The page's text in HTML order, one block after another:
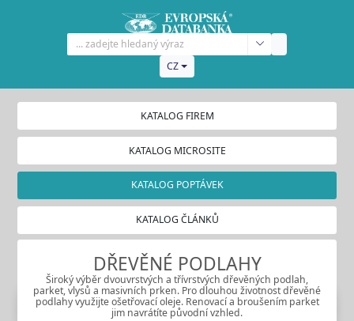
CZ
KATALOG FIREM
KATALOG MICROSITE
KATALOG POPTÁVEK
KATALOG ČLÁNKŮ
DŘEVĚNÉ PODLAHY
Široký výběr dvouvrstvých a třívrstvých dřevěných podlah,
parket, vlysů a masivních prken. Pro dlouhou životnost dřevěné
podlahy využijte ošetřovací oleje. Renovací a broušením parket
jim navrátíte původní vzhled.